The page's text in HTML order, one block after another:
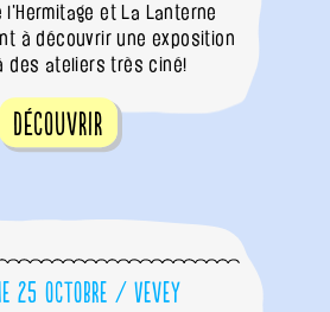
l'Hermitage et La Lanterne
à découvrir une exposition
des ateliers très ciné!
Découvrir
25 octobre / Vevey